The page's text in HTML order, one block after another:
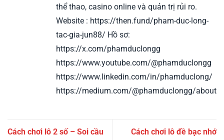
thể thao, casino online và quản trị rủi ro.
Website : https://then.fund/pham-duc-long-
tac-gia-jun88/ Hồ sơ:
https://x.com/phamduclongg
https://www.youtube.com/@phamduclongg
https://www.linkedin.com/in/phamduclong/
https://medium.com/@phamduclongg/about
Cách chơi lô 2 số – Soi cầu
Cách chơi lô đề bạc nhớ